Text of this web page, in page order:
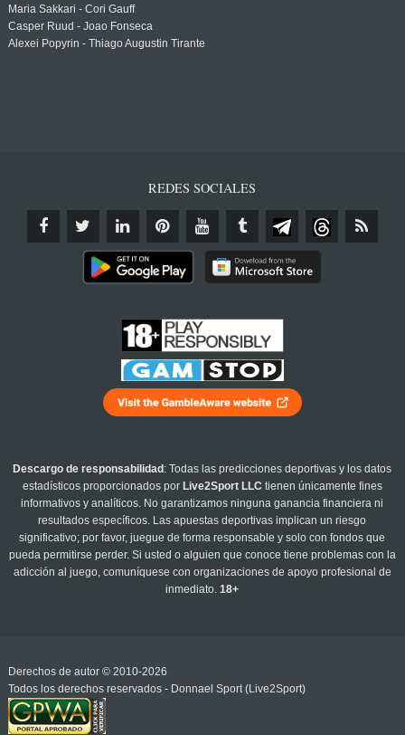
Maria Sakkari - Cori Gauff
Casper Ruud - Joao Fonseca
Alexei Popyrin - Thiago Augustin Tirante
REDES SOCIALES
Descargo de responsabilidad : Todas las predicciones deportivas y los datos
estadísticos proporcionados por Live2Sport LLC tienen únicamente fines
informativos y analíticos. No garantizamos ninguna ganancia financiera ni
resultados específicos. Las apuestas deportivas implican un riesgo
significativo; por favor, juegue de forma responsable y solo con fondos que
pueda permitirse perder. Si usted o alguien que conoce tiene problemas con la
adicción al juego, comuníquese con organizaciones de apoyo profesional de
inmediato.18+
Derechos de autor © 2010-2026
Todos los derechos reservados - Donnael Sport (Live2Sport)